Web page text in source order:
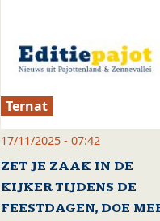
Ternat
17/11/2025 - 07:42
ZET JE ZAAK IN DE
KIJKER TIJDENS DE
FEESTDAGEN, DOE